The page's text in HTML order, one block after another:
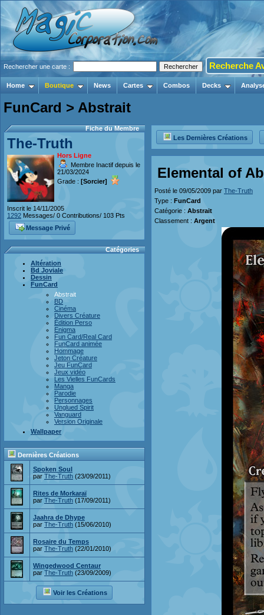
Rechercher une carte : Recherche
Home Boutique News Cartes Combos Decks
FunCard > Abstrait
Fiche du Membre
The-Truth
Hors Ligne
Membre Inactif depuis le
21/03/2024
Grade : [Sorcier]
Inscrit le 14/11/2005
1292 Messages/ 0 Contributions/ 103 Pts
Message Privé
Catégories
Altération
Bd Joviale
Dessin
FunCard
Abstrait
BD
Cinéma
Divers Créature
Édition Perso
Enigma
Fun Card/Real Card
FunCard animée
Hommage
Jeton Créature
Jeu FunCard
Jeux vidéo
Les Vielles FunCards
Manga
Parodie
Personnages
Unglued Spirit
Vanguard
Version Originale
Wallpaper
Dernières Créations
Spoken Soul
par The-Truth (23/09/2011)
Rites de Morkaraï
par The-Truth (17/09/2011)
Jaahra de Dhype
par The-Truth (15/06/2010)
Rosaire du Temps
par The-Truth (22/01/2010)
Wingedwood Centaur
par The-Truth (23/09/2009)
Voir les Créations
Les Dernières Créations
Elemental of
Posté le 09/05/2009 par The-Truth
Type : FunCard
Catégorie : Abstrait
Classement : Argent